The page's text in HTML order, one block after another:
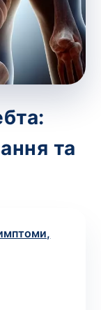
та
для них
до фахівця.